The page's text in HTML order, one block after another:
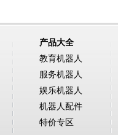
产品大全
教育机器人
服务机器人
娱乐机器人
机器人配件
特价专区